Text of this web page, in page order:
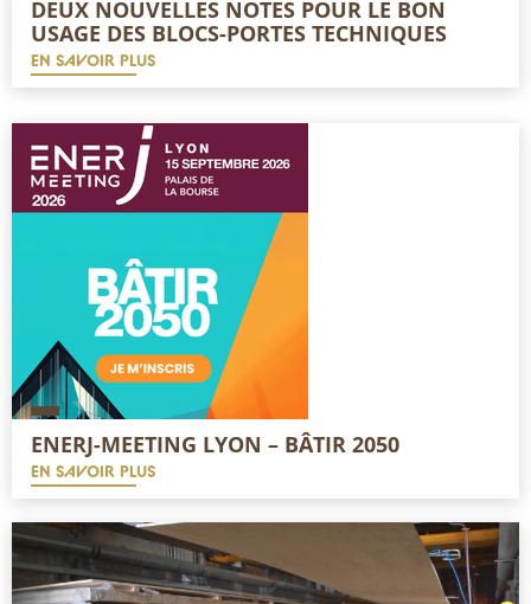
DEUX NOUVELLES NOTES POUR LE BON
USAGE DES BLOCS-PORTES TECHNIQUES
EN SAVOIR PLUS
ENERJ-MEETING LYON – BÂTIR 2050
EN SAVOIR PLUS